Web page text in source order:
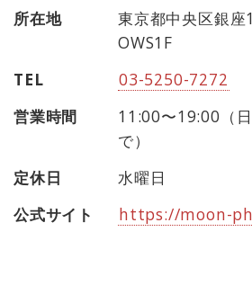
所在地
東京都中央区銀
OWS1F
TEL
03-5250-7272
営業時間
11:00〜19:00（
で）
定休日
水曜日
公式サイト
https://moon-